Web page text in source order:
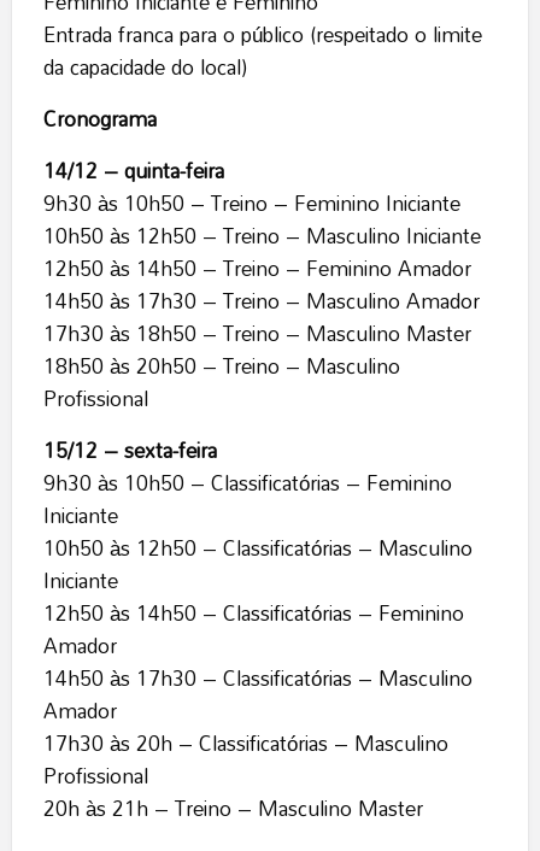
Entrada franca para o público (respeitado o limite
da capacidade do local)
Cronograma
14/12 – quinta-feira
9h30 às 10h50 – Treino – Feminino Iniciante
10h50 às 12h50 – Treino – Masculino Iniciante
12h50 às 14h50 – Treino – Feminino Amador
14h50 às 17h30 – Treino – Masculino Amador
17h30 às 18h50 – Treino – Masculino Master
18h50 às 20h50 – Treino – Masculino
Profissional
15/12 – sexta-feira
9h30 às 10h50 – Classificatórias – Feminino
Iniciante
10h50 às 12h50 – Classificatórias – Masculino
Iniciante
12h50 às 14h50 – Classificatórias – Feminino
Amador
14h50 às 17h30 – Classificatórias – Masculino
Amador
17h30 às 20h – Classificatórias – Masculino
Profissional
20h às 21h – Treino – Masculino Master